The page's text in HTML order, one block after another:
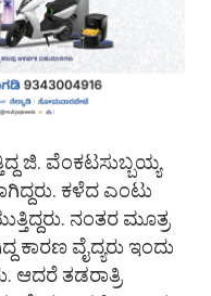
ಜಿ. ವೆಂಕಟಸುಬ್ಬಯ್ಯ
ಕಳೆದ ಎಂಟು
ನಂತರ ಮೂತ್ರ
ವೈದ್ಯರು ಇಂದು
ಆದರೆ ತಡರಾತ್ರಿ